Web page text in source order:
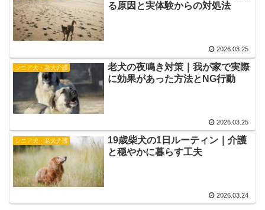
る原因と実体験からの対処法
2026.03.25
シニア犬・老犬介護
老犬の夜鳴き対策｜我が家で実際
に効果があった方法とNG行動
2026.03.25
シニア犬・老犬介護
19歳柴犬の1日ルーティン｜介護
と穏やかに暮らす工夫
2026.03.24